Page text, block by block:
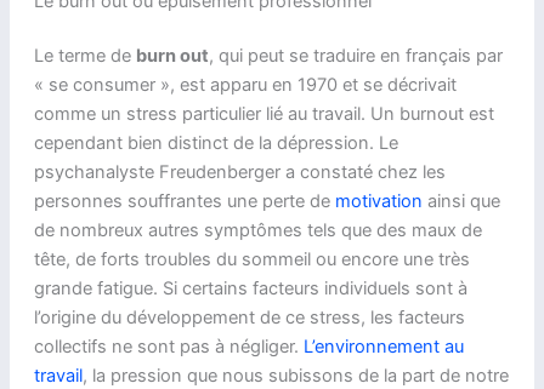
Le terme de burn out, qui peut se traduire en français par
« se consumer », est apparu en 1970 et se décrivait
comme un stress particulier lié au travail. Un burnout est
cependant bien distinct de la dépression. Le
psychanalyste Freudenberger a constaté chez les
personnes souffrantes une perte de motivation ainsi que
de nombreux autres symptômes tels que des maux de
tête, de forts troubles du sommeil ou encore une très
grande fatigue. Si certains facteurs individuels sont à
l’origine du développement de ce stress, les facteurs
collectifs ne sont pas à négliger. L’environnement au
travail, la pression que nous subissons de la part de notre